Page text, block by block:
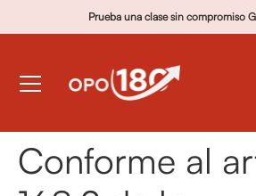
Prueba una clase sin compromiso
Conforme al